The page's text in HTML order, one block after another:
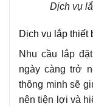
Dịch vụ
Dịch vụ lắp thiết
Nhu cầu lắp
ngày càng trở
thông minh sẽ
nên tiện lợi và